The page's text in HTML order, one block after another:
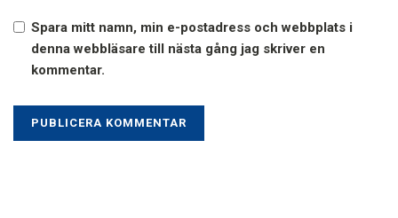
Spara mitt namn, min e-postadress och webbplats i
denna webbläsare till nästa gång jag skriver en
kommentar.